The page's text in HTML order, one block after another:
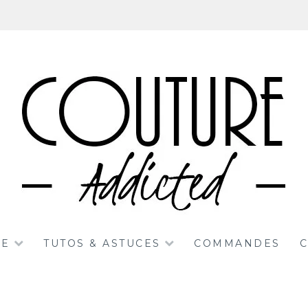
TUTOS & ASTUCES COMMANDES